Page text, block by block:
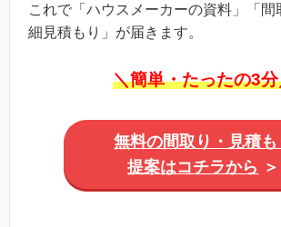
これで「ハウスメーカーの資料」「間
細見積もり」が届きます。
＼簡単・たったの3
無料の間取り・見積も
提案はコチラから ＞